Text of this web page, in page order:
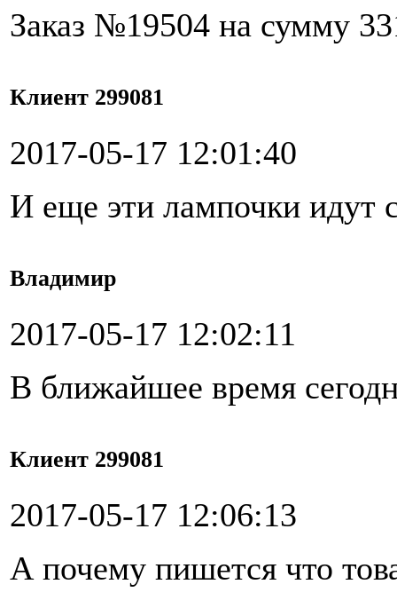
Заказ №19504 на сумму
Клиент 299081
2017-05-17 12:01:40
И еще эти лампочки идут
Владимир
2017-05-17 12:02:11
В ближайшее время
Клиент 299081
2017-05-17 12:06:13
А почему пишется что